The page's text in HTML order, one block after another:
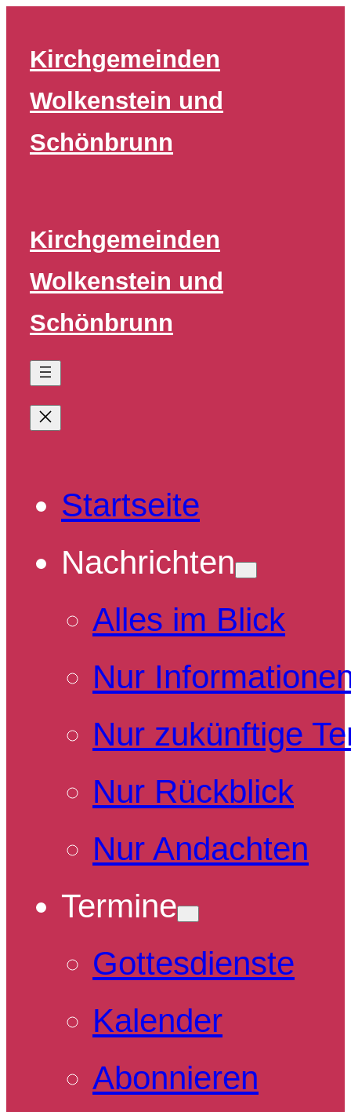
springen
Kirchgemeinden
Wolkenstein und
Schönbrunn
Kirchgemeinden
Wolkenstein und
Schönbrunn
Startseite
Nachrichten
Alles im Blick
Nur
Nur zukünftige
Nur Rückblick
Nur Andachten
Termine
Gottesdienste
Kalender
Abonnieren